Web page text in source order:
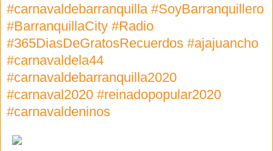
#carnavaldebarranquilla #SoyBarranquillero
#BarranquillaCity #Radio
#365DiasDeGratosRecuerdos #ajajuancho
#carnavaldela44
#carnavaldebarranquilla2020
#carnaval2020 #reinadopopular2020
#carnavaldeninos